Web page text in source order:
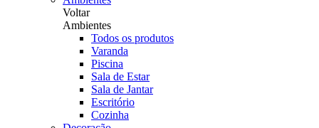
Voltar
Ambientes
Todos os produtos
Varanda
Piscina
Sala de Estar
Sala de Jantar
Escritório
Cozinha